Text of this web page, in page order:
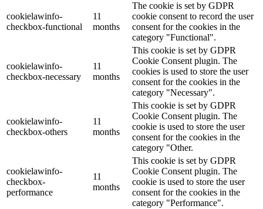
cookielawinfo-
checkbox-functional
11
months
The cookie is set by GDPR
cookie consent to record the user
consent for the cookies in the
category "Functional".
cookielawinfo-
checkbox-necessary
11
months
This cookie is set by GDPR
Cookie Consent plugin. The
cookies is used to store the user
consent for the cookies in the
category "Necessary".
cookielawinfo-
checkbox-others
11
months
This cookie is set by GDPR
Cookie Consent plugin. The
cookie is used to store the user
consent for the cookies in the
category "Other.
cookielawinfo-
checkbox-
performance
11
months
This cookie is set by GDPR
Cookie Consent plugin. The
cookie is used to store the user
consent for the cookies in the
category "Performance".